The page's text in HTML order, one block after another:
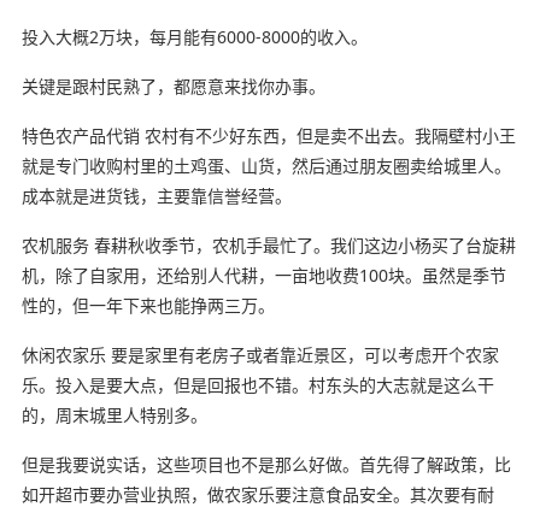
投入大概2万块，每月能有6000-8000的收入。
关键是跟村民熟了，都愿意来找你办事。
特色农产品代销 农村有不少好东西，但是卖不出去。我隔壁村小王
就是专门收购村里的土鸡蛋、山货，然后通过朋友圈卖给城里人。
成本就是进货钱，主要靠信誉经营。
农机服务 春耕秋收季节，农机手最忙了。我们这边小杨买了台旋耕
机，除了自家用，还给别人代耕，一亩地收费100块。虽然是季节
性的，但一年下来也能挣两三万。
休闲农家乐 要是家里有老房子或者靠近景区，可以考虑开个农家
乐。投入是要大点，但是回报也不错。村东头的大志就是这么干
的，周末城里人特别多。
但是我要说实话，这些项目也不是那么好做。首先得了解政策，比
如开超市要办营业执照，做农家乐要注意食品安全。其次要有耐